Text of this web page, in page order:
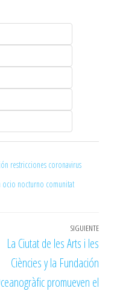
restricciones coronavirus
ocio nocturno comunitat
SIGUIENTE
La Ciutat de les Arts i les
Ciències y la Fundación
promueven el